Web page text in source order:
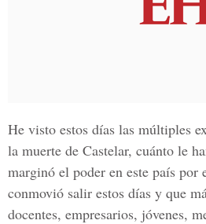
He visto estos días las múltiples
la muerte de Castelar, cuánto le
marginó el poder en este país
conmovió salir estos días y que
docentes, empresarios, jóvenes,